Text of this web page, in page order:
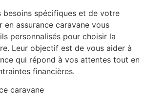
besoins spécifiques et de votre
assurance caravane vous
personnalisés pour choisir la
Leur objectif est de vous aider à
qui répond à vos attentes tout en
financières.